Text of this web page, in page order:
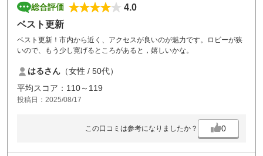
総合評価
4.0
ベスト更新
ベスト更新！市内から近く、アクセスが良いのが魅力です。ロビーが狭
いので、もう少し寛げるところがあると，嬉しいかな。
はるさん （女性 / 50代）
平均スコア：110～119
投稿日：2025/08/17
この口コミは参考になりましたか？ 0